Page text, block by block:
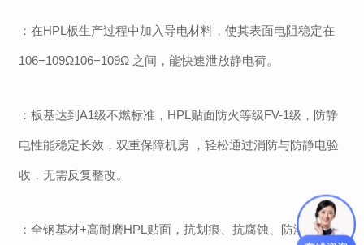
：在HPL板生产过程中加入导电材料，使其表面电阻稳定在
106−109Ω106−109Ω 之间，能快速泄放静电荷。
：板基达到A1级不燃标准，HPL贴面防火等级FV-1级，防静
电性能稳定长效，双重保障机房 ，轻松通过消防与防静电验
收，无需反复整改。
：全钢基材+高耐磨HPL贴面，抗划痕、抗腐蚀、防潮防水，